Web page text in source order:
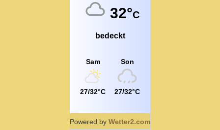
32°C
bedeckt
Sam
27/32°C
Son
27/32°C
Powered by Wetter2.com